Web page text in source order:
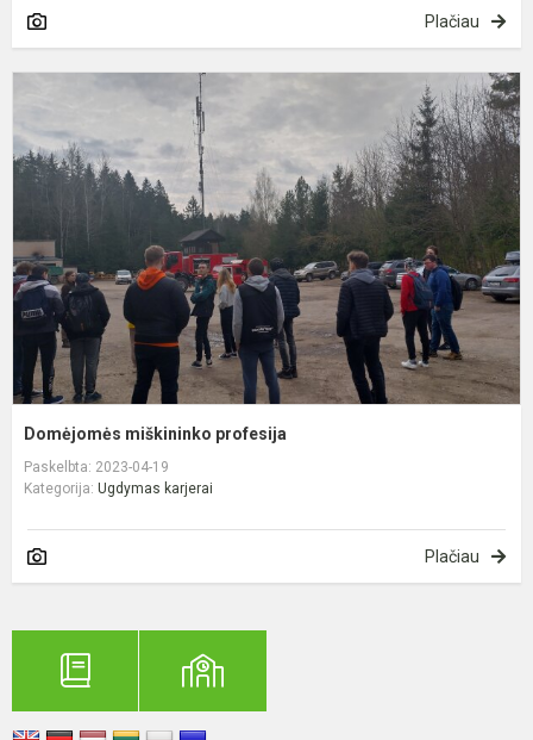
Plačiau
Domėjomės miškininko profesija
Paskelbta: 2023-04-19
Kategorija: Ugdymas karjerai
Plačiau